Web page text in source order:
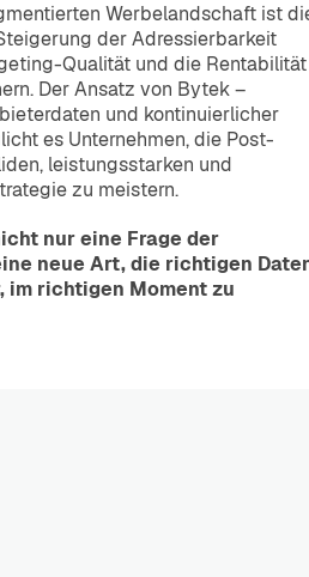
Werbelandschaft ist
der Adressierbarkeit
Qualität und die Rentabilität
Der Ansatz von Bytek –
und kontinuierlicher
es Unternehmen, die Post-
leistungsstarken und
zu meistern.
nur eine Frage der
neue Art, die richtigen
im richtigen Moment zu